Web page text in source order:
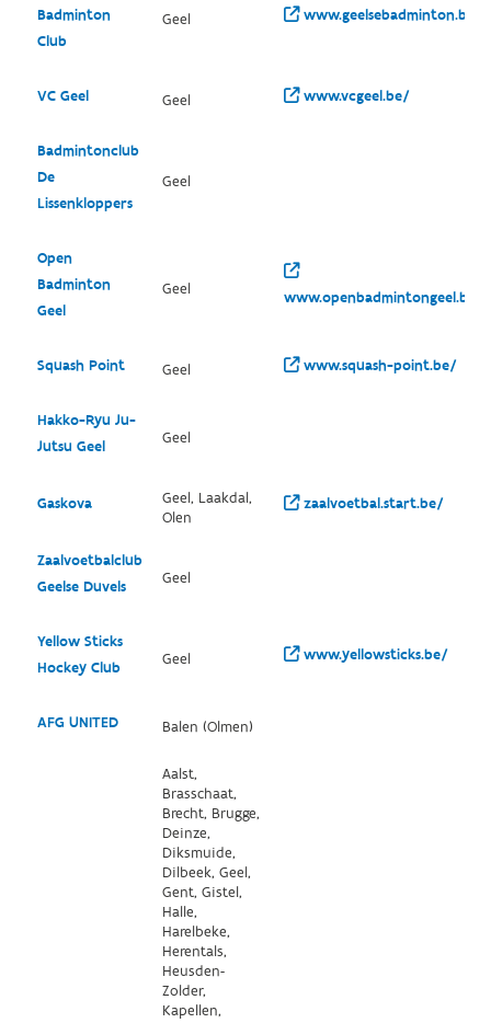
Badminton
Club
Geel www.geelsebadminton.be/
VC Geel Geel www.vcgeel.be/
Badmintonclub
De
Lissenkloppers
Geel
Open
Badminton
Geel
Geel www.openbadmintongeel.be/
Squash Point Geel www.squash-point.be/
Hakko-Ryu Ju-
Jutsu Geel
Geel
Gaskova
Geel, Laakdal,
Olen
zaalvoetbal.start.be/
Zaalvoetbalclub
Geelse Duvels
Geel
Yellow Sticks
Hockey Club
Geel www.yellowsticks.be/
AFG UNITED Balen (Olmen)
Aalst,
Brasschaat,
Brecht, Brugge,
Deinze,
Diksmuide,
Dilbeek, Geel,
Gent, Gistel,
Halle,
Harelbeke,
Herentals,
Heusden-
Zolder,
Kapellen,